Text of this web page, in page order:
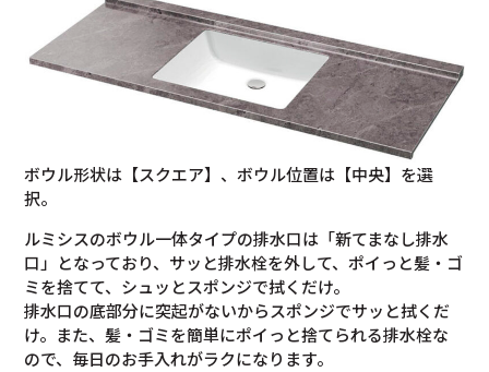
ボウル形状は【スクエア】、ボウル位置は【中央】を選
択。
ルミシスのボウル一体タイプの排水口は「新てまなし排水
口」となっており、サッと排水栓を外して、ポイっと髪・ゴ
ミを捨てて、シュッとスポンジで拭くだけ。
排水口の底部分に突起がないからスポンジでサッと拭くだ
け。また、髪・ゴミを簡単にポイっと捨てられる排水栓な
ので、毎日のお手入れがラクになります。